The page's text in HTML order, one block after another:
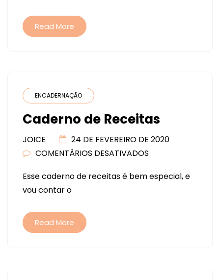
Read More
ENCADERNAÇÃO
Caderno de Receitas
JOICE
24 DE FEVEREIRO DE 2020
COMENTÁRIOS DESATIVADOS
DE
Esse caderno de receitas é bem especial, e
vou contar o
Read More